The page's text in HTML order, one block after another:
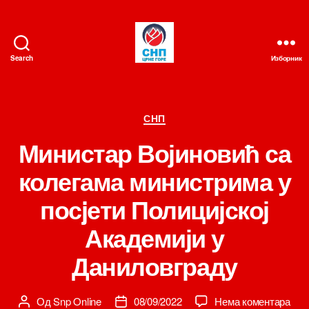
Search Изборник
Категорије
СНП
Министар Војиновић са
колегама министрима у
посjети Полицијској
Академији у
Даниловграду
Аутор
ОдSnp Online
Датум08/09/2022 Нема коментарана